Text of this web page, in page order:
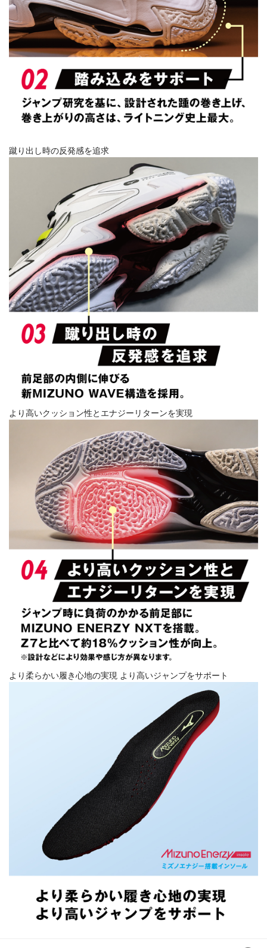
蹴り出し時の反発感を追求
より高いクッション性とエナジーリターンを実現
より柔らかい履き心地の実現 より高いジャンプをサポート